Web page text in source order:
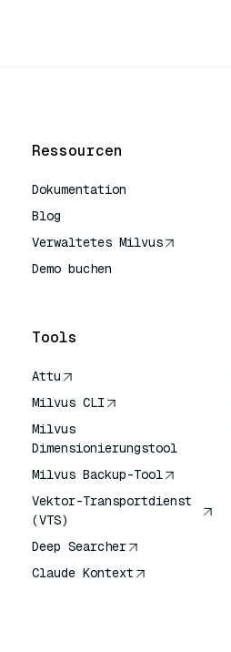
Ressourcen
Dokumentation
Blog
Verwaltetes Milvus
Demo buchen
Tools
Attu
Milvus CLI
Milvus
Dimensionierungstool
Milvus Backup-Tool
Vektor-Transportdienst
(VTS)
Deep Searcher
Claude Kontext